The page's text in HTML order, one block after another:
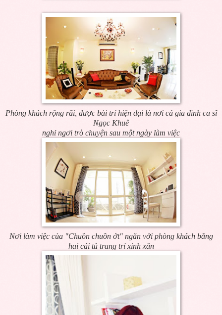
Phòng khách rộng rãi, được bài trí hiện đại là nơi cả gia đình ca sĩ
Ngọc Khuê
nghỉ ngơi trò chuyện sau một ngày làm việc
Nơi làm việc của "Chuồn chuồn ớt" ngăn với phòng khách bằng
hai cái tủ trang trí xinh xắn